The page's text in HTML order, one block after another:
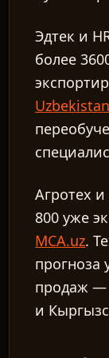
Эдтек и
более
Uzbekistan
Агротех
800 уже
MCA.uz.
прогноза
продаж —
и